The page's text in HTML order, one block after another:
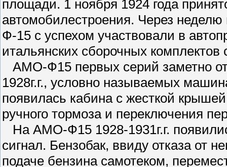
площади. 1 ноября 1924 года
автомобилестроения. Через
Ф-15 с успехом участвовали в
итальянских сборочных комплектов
АМО-Ф15 первых серий заметно
1928г.г., условно называемых
появилась кабина с жесткой
ручного тормоза и переключения
На АМО-Ф15 1928-1931г.г.
сигнал. Бензобак, ввиду отказа от
подаче бензина самотеком,